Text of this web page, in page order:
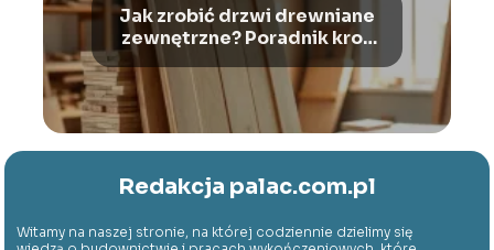
Jak zrobić drzwi drewniane
zewnętrzne? Poradnik krok
po kroku
Redakcja palac.com.pl
Witamy na naszej stronie, na której codziennie dzielimy się